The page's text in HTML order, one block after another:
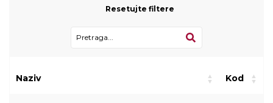
Resetujte filtere
Naziv Kod